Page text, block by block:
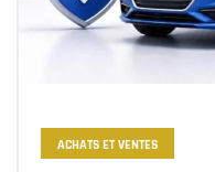
ACHATS ET VENTES